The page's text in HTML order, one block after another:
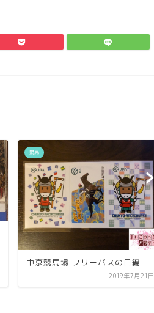
競馬
中京競馬場 フリーパスの日編
2019年7月21日